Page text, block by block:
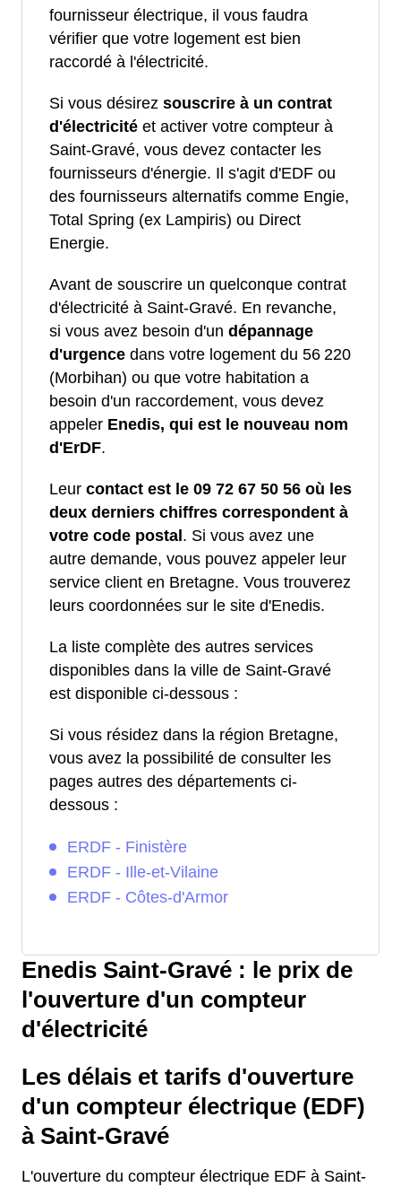
fournisseur électrique, il vous faudra
vérifier que votre logement est bien
raccordé à l'électricité.
Si vous désirez souscrire à un contrat
d'électricité et activer votre compteur à
Saint-Gravé, vous devez contacter les
fournisseurs d'énergie. Il s'agit d'EDF ou
des fournisseurs alternatifs comme Engie,
Total Spring (ex Lampiris) ou Direct
Energie.
Avant de souscrire un quelconque contrat
d'électricité à Saint-Gravé. En revanche,
si vous avez besoin d'un dépannage
d'urgence dans votre logement du 56 220
(Morbihan) ou que votre habitation a
besoin d'un raccordement, vous devez
appeler Enedis, qui est le nouveau nom
d'ErDF.
Leur contact est le 09 72 67 50 56 où les
deux derniers chiffres correspondent à
votre code postal . Si vous avez une
autre demande, vous pouvez appeler leur
service client en Bretagne. Vous trouverez
leurs coordonnées sur le site d'Enedis.
La liste complète des autres services
disponibles dans la ville de Saint-Gravé
est disponible ci-dessous :
Si vous résidez dans la région Bretagne,
vous avez la possibilité de consulter les
pages autres des départements ci-
dessous :
ERDF - Finistère
ERDF - Ille-et-Vilaine
ERDF - Côtes-d'Armor
Enedis Saint-Gravé : le prix de
l'ouverture d'un compteur
d'électricité
Les délais et tarifs d'ouverture
d'un compteur électrique (EDF)
à Saint-Gravé
L'ouverture du compteur électrique EDF à Saint-